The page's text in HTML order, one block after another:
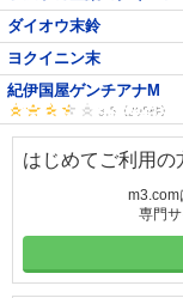
ダイオウ末鈴
ヨクイニン末
紀伊国屋ゲンチアナM
はじめてご利用の
m3.com
専門